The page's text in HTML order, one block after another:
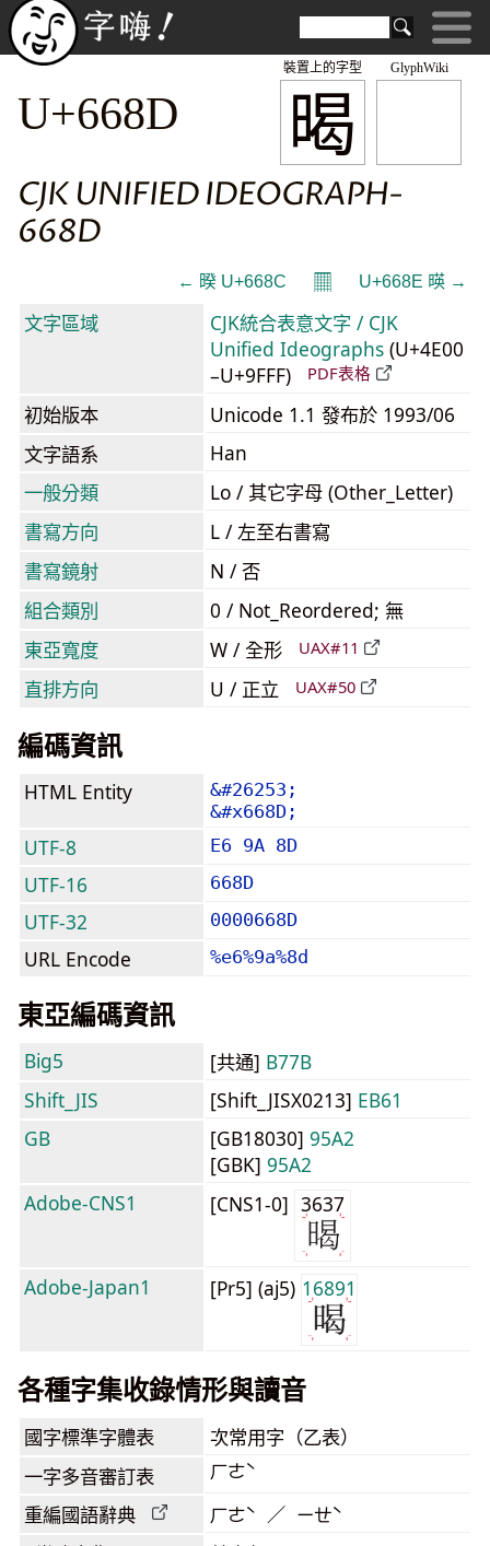
GlyphWiki
暍
裝置上的字型
U+668D
CJK UNIFIED IDEOGRAPH-
668D
← 暌 U+668C 𝄜 U+668E 暎 →
文字區域
CJK統合表意文字 / CJK
Unified Ideographs (U+4E00
–U+9FFF)
PDF表格
初始版本
Unicode 1.1 發布於 1993/06
文字語系
Han
一般分類
Lo / 其它字母 (Other_Letter)
書寫方向
L / 左至右書寫
書寫鏡射
N / 否
組合類別
0 / Not_Reordered; 無
東亞寬度
W / 全形 UAX#11
直排方向 U / 正立 UAX#50
編碼資訊
HTML Entity
&#26253;
&#x668D;
UTF-8 E6 9A 8D
UTF-16 668D
UTF-32 0000668D
URL Encode %e6%9a%8d
東亞編碼資訊
Big5 [共通] B77B
Shift_JIS
[Shift_JISX0213] EB61
GB
[GB18030] 95A2
[GBK] 95A2
Adobe-CNS1
[CNS1-0] 3637
Adobe-Japan1 [Pr5] (aj5) 16891
各種字集收錄情形與讀音
國字標準字體表 次常用字（乙表）
一字多音審訂表 ㄏㄜˋ
重編國語辭典 ㄏㄜˋ ／ ㄧㄝˋ